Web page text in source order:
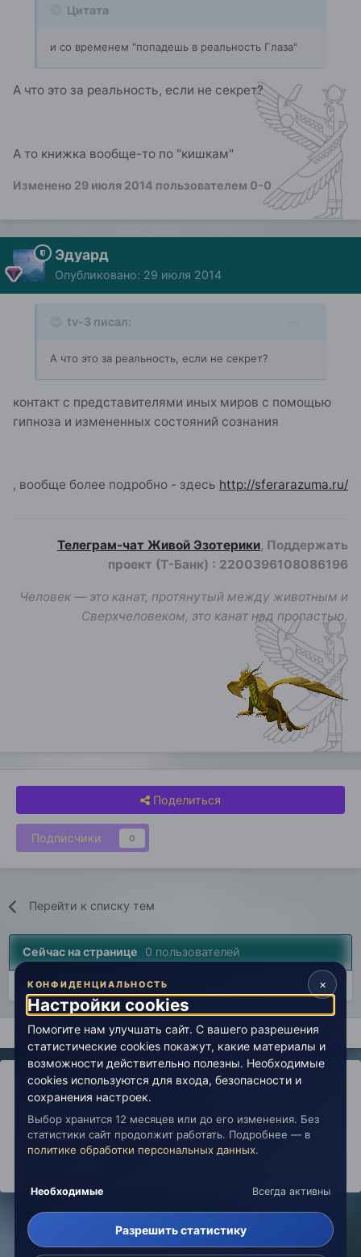
Цитата
и со временем "попадешь в реальность Глаза"
А что это за реальность, если не секрет?
А то книжка вообще-то по "кишкам"
Изменено 29 июля 2014 пользователем 0-0
Эдуард
Опубликовано: 29 июля 2014
tv-3 писал:
А что это за реальность, если не секрет?
контакт с представителями иных миров с помощью
гипноза и измененных состояний сознания
, вообще более подробно - здесь http://sferarazuma.ru/
Телеграм-чат Живой Эзотерики, Поддержать
проект (Т-Банк) : 2200396108086196
Человек — это канат, протянутый между животным и
Сверхчеловеком, это канат над пропастью.
Поделиться
Подписчики 0
Перейти к списку тем
Сейчас на странице 0 пользователей
Нет пользователей, просматривающих эту страницу.
Главная Лаборатория История Вселенная Живой
IPS ThemebyIPSFocus
Политика конфиденциальности
Обратная связь
Настройки cookies
copyright © 2026 Живая Эзотерика
×
КОНФИДЕНЦИАЛЬНОСТЬ
Настройки cookies
Помогите нам улучшать сайт. С вашего разрешения
статистические cookies покажут, какие материалы и
возможности действительно полезны. Необходимые
cookies используются для входа, безопасности и
сохранения настроек.
Выбор хранится 12 месяцев или до его изменения. Без
статистики сайт продолжит работать. Подробнее — в
политике обработки персональных данных.
Необходимые Всегда активны
Разрешить статистику